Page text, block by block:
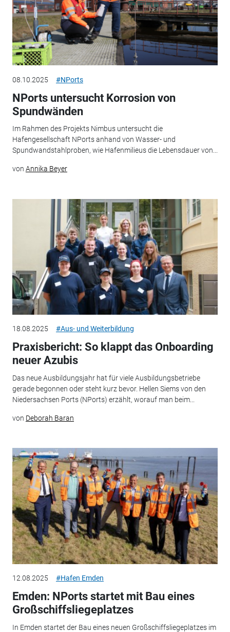
08.10.2025 #NPorts
NPorts untersucht Korrosion von
Spundwänden
Im Rahmen des Projekts Nimbus untersucht die
Hafengesellschaft NPorts anhand von Wasser- und
Spundwandstahlproben, wie Hafenmilieus die Lebensdauer von...
von Annika Beyer
18.08.2025 #Aus- und Weiterbildung
Praxisbericht: So klappt das Onboarding
neuer Azubis
Das neue Ausbildungsjahr hat für viele Ausbildungsbetriebe
gerade begonnen oder steht kurz bevor. Hellen Siems von den
Niedersachsen Ports (NPorts) erzählt, worauf man beim...
von Deborah Baran
12.08.2025 #Hafen Emden
Emden: NPorts startet mit Bau eines
Großschiffsliegeplatzes
In Emden startet der Bau eines neuen Großschiffsliegeplatzes im